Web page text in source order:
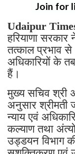
Join for
Udaipur
हरियाणा
तत्काल प्रभाव
अधिकारियों के
हैं।
मुख्य सचिव श्री
अनुसार श्रीमती
न्याय एवं
कल्याण तथा
उड्डयन विभाग